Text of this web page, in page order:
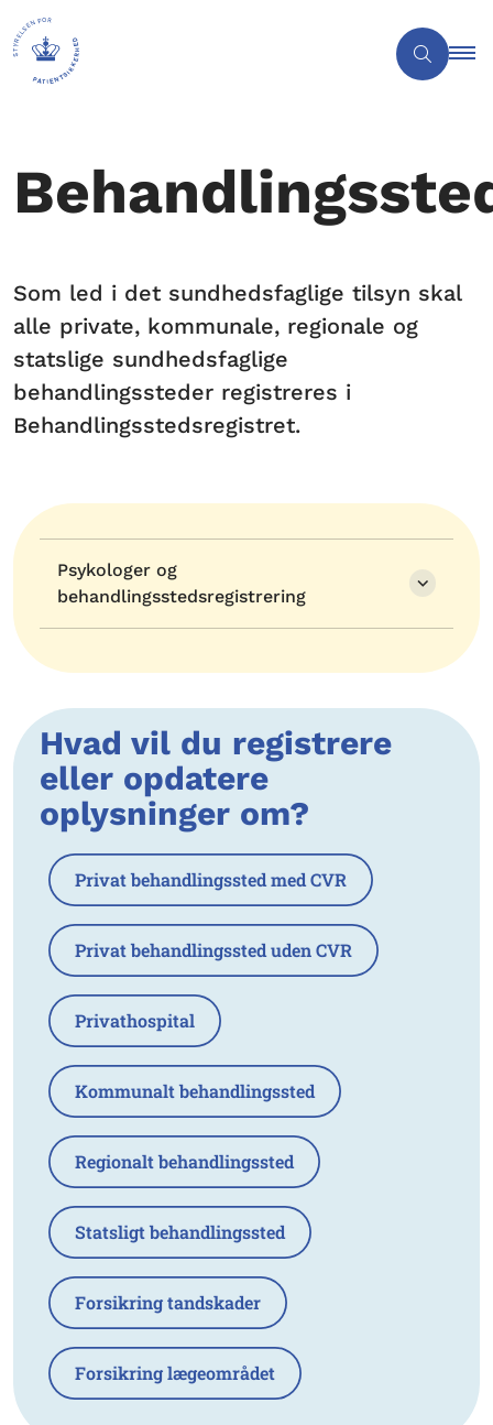
Som led i det sundhedsfaglige tilsyn skal
alle private, kommunale, regionale og
statslige sundhedsfaglige
behandlingssteder registreres i
Behandlingsstedsregistret.
Psykologer og
behandlingsstedsregistrering
Hvad vil du registrere
eller opdatere
oplysninger om?
Privat behandlingssted med CVR
Privat behandlingssted uden CVR
Privathospital
Kommunalt behandlingssted
Regionalt behandlingssted
Statsligt behandlingssted
Forsikring tandskader
Forsikring lægeområdet